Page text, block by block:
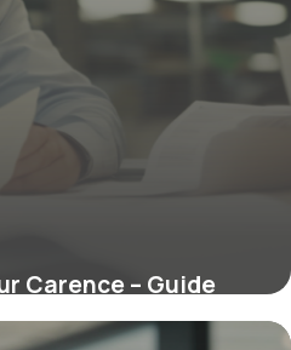
Carence – Guide